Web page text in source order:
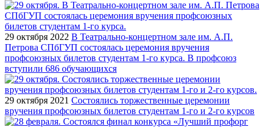
29 октября 2022 В Театрально-концертном зале им. А.П.
Петрова СПбГУП состоялась церемония вручения
профсоюзных билетов студентам 1-го курса. В профсоюз
вступили 686 обучающихся
29 октября 2021 Состоялись торжественные церемонии
вручения профсоюзных билетов студентам 1-го и 2-го курсов